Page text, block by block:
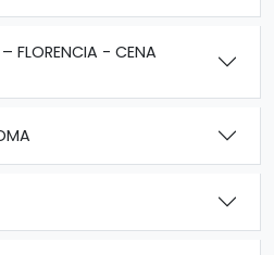
FLORENCIA - CENA